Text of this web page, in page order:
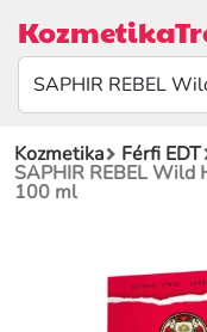
Kozmetika Férfi EDT
SAPHIR REBEL
100 ml